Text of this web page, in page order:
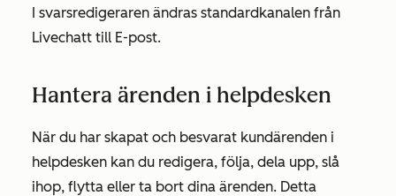
I svarsredigeraren ändras standardkanalen från
Livechatt till E-post.
Hantera ärenden i helpdesken
När du har skapat och besvarat kundärenden i
helpdesken kan du redigera, följa, dela upp, slå
ihop, flytta eller ta bort dina ärenden. Detta